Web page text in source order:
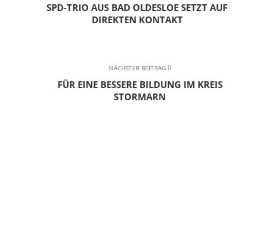
SPD-TRIO AUS BAD OLDESLOE SETZT AUF
DIREKTEN KONTAKT
NÄCHSTER BEITRAG
FÜR EINE BESSERE BILDUNG IM KREIS
STORMARN